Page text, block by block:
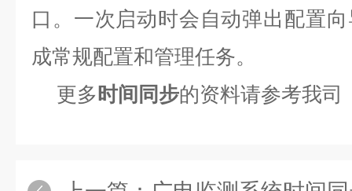
口。一次启动时会自动弹出配置
成常规配置和管理任务。
更多时间同步的资料请参考我司